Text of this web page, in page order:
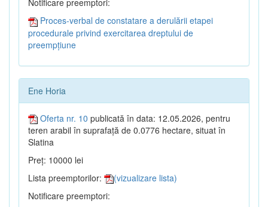
Notificare preemptori:
Proces-verbal de constatare a derulării etapei
procedurale privind exercitarea dreptului de
preempțiune
Ene Horia
Oferta nr. 10 publicată în data: 12.05.2026, pentru
teren arabil în suprafață de 0.0776 hectare, situat în
Slatina
Preț: 10000 lei
Lista preemptorilor:
(vizualizare lista)
Notificare preemptori: